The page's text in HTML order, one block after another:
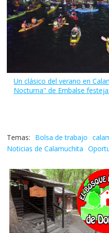
Un clásico del verano en
Nocturna" de Embalse
Bolsa de trabajo
Noticias de Calamuchita